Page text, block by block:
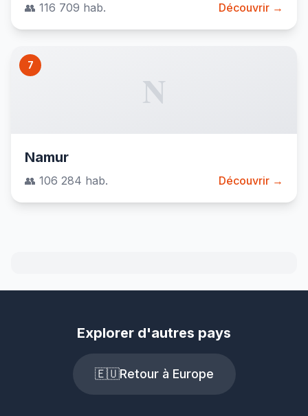
👥 116 709 hab. Découvrir →
7
N
Namur
👥 106 284 hab. Découvrir →
Explorer d'autres pays
🇪🇺Retour à Europe